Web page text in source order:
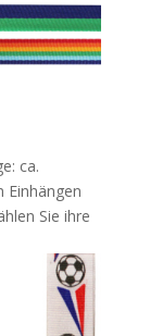
ca.
Einhängen
Sie ihre